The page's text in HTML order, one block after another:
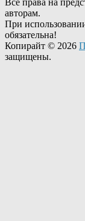
Все права на
авторам.
При
обязательна!
Копирайт © 2026
защищены.